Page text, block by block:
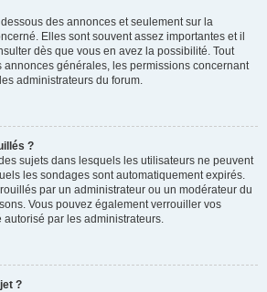
des annonces et seulement sur la
Elles sont souvent assez importantes et il
dès que vous en avez la possibilité. Tout
annonces générales, les permissions concernant
administrateurs du forum.
?
sujets dans lesquels les utilisateurs ne peuvent
les sondages sont automatiquement expirés.
par un administrateur ou un modérateur du
Vous pouvez également verrouiller vos
autorisé par les administrateurs.
?